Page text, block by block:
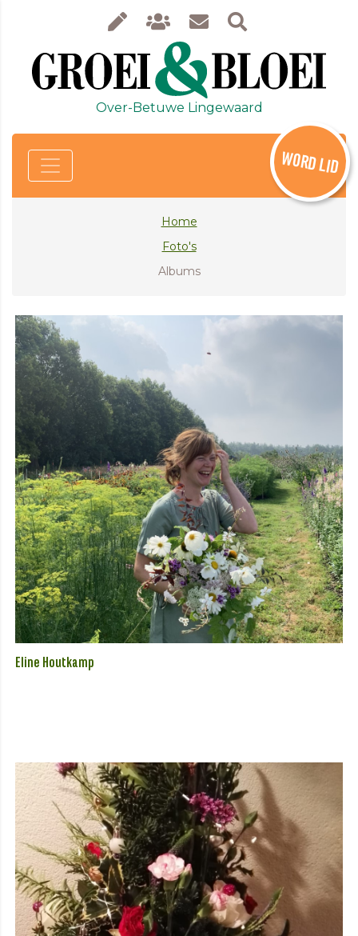
Over-Betuwe Lingewaard
WORD LID
Home
Foto's
Albums
Eline Houtkamp